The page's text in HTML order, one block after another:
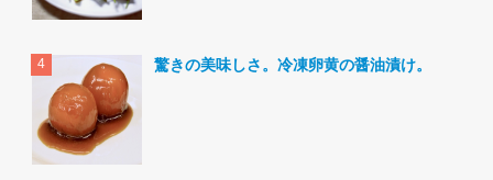
驚きの美味しさ。冷凍卵黄の醤油漬け。